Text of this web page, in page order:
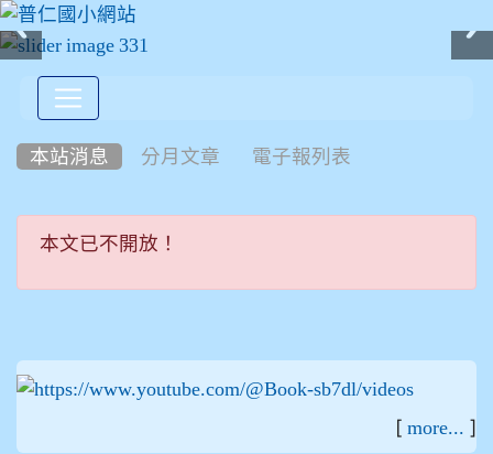
本站消息 分月文章 電子報列表
本文已不開放！
本文已不開放！
[ more... ]